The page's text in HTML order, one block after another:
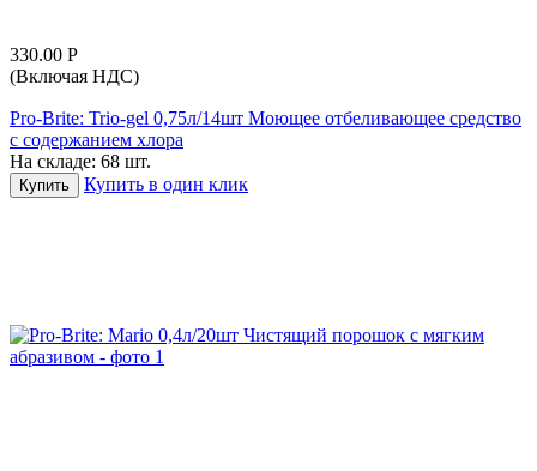
330.00 Р
(Включая НДС)
Pro-Brite: Trio-gel 0,75л/14шт Моющее отбеливающее средство
с содержанием хлора
На складе: 68 шт.
Купить Купить в один клик